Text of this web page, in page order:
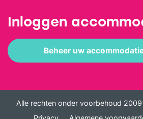
Inloggen
Beheer uw
Alle rechten onder voorbehoud